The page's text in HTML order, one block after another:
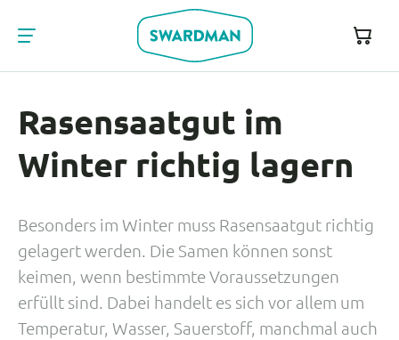
Rasensaatgut im
Winter richtig lagern
Besonders im Winter muss Rasensaatgut richtig
gelagert werden. Die Samen können sonst
keimen, wenn bestimmte Voraussetzungen
erfüllt sind. Dabei handelt es sich vor allem um
Temperatur, Wasser, Sauerstoff, manchmal auch